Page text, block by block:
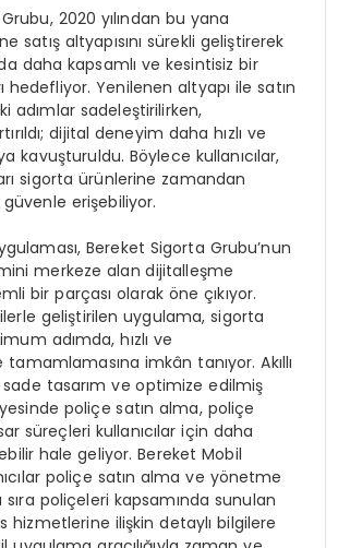
2020 yılından bu yana
satış altyapısını sürekli geliştirerek
daha kapsamlı ve kesintisiz bir
hedefliyor. Yenilenen altyapı ile satın
adımlar sadeleştirilirken,
dijital deneyim daha hızlı ve
kavuşturuldu. Böylece kullanıcılar,
sigorta ürünlerine zamandan
güvenle erişebiliyor.
Bereket Sigorta Grubu’nun
merkeze alan dijitalleşme
bir parçası olarak öne çıkıyor.
geliştirilen uygulama, sigorta
adımda, hızlı ve
imkân tanıyor. Akıllı
tasarım ve optimize edilmiş
poliçe satın alma, poliçe
süreçleri kullanıcılar için daha
hale geliyor. Bereket Mobil
poliçe satın alma ve yönetme
sıra poliçeleri kapsamında sunulan
hizmetlerine ilişkin detaylı bilgilere